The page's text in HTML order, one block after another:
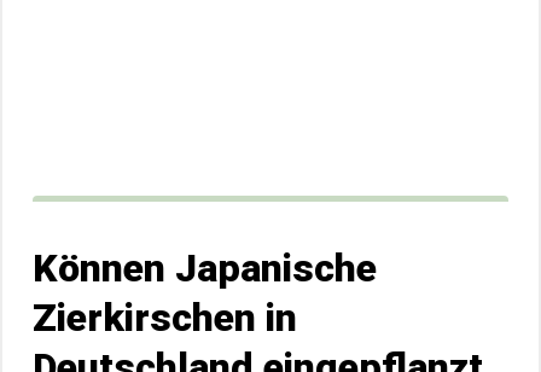
Können Japanische
Zierkirschen in